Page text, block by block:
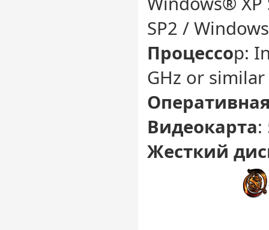
SP2 /
Процессор:
GHz or
Видеокарта:
Жесткий